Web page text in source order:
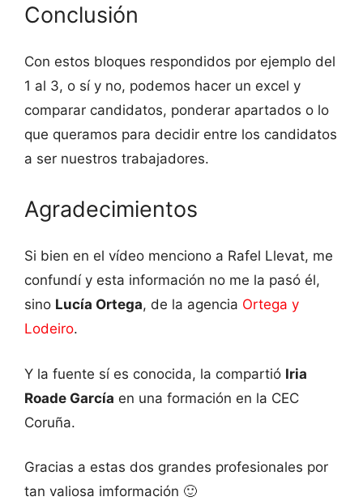
Conclusión
Con estos bloques respondidos por ejemplo del
1 al 3, o sí y no, podemos hacer un excel y
comparar candidatos, ponderar apartados o lo
que queramos para decidir entre los candidatos
a ser nuestros trabajadores.
Agradecimientos
Si bien en el vídeo menciono a Rafel Llevat, me
confundí y esta información no me la pasó él,
sino Lucía Ortega, de la agencia Ortega y
Lodeiro.
Y la fuente sí es conocida, la compartió Iria
Roade García en una formación en la CEC
Coruña.
Gracias a estas dos grandes profesionales por
tan valiosa imformación 🙂